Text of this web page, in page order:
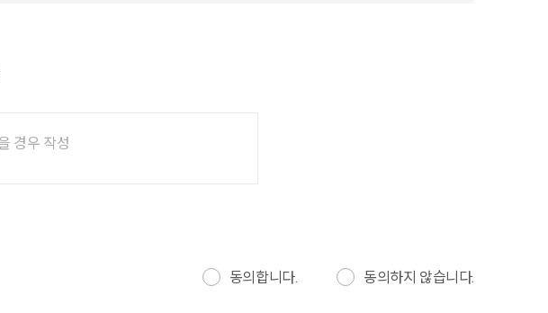
동의합니다. 동의하지 않습니다.